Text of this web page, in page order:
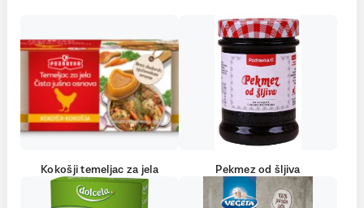
Kokošji temeljac za jela Pekmez od šljiva